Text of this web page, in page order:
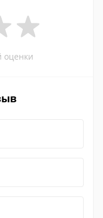
оценки